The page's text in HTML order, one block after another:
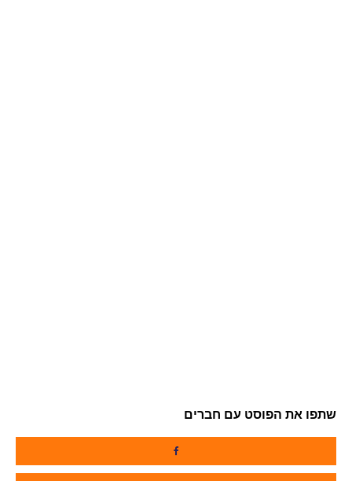
שתפו את הפוסט עם חברים